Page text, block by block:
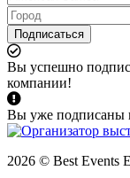
Подписаться
Вы успешно
компании!
Вы уже подписаны
2026 © Best Events